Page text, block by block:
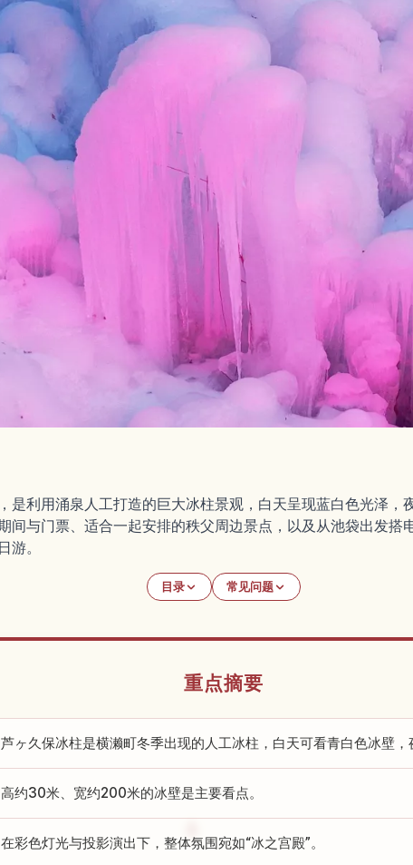
是利用涌泉人工打造的巨大冰柱景观，白天呈现蓝白色光泽，
间与门票、适合一起安排的秩父周边景点，以及从池袋出发搭
游。
目录 常见问题
重点摘要
芦ヶ久保冰柱是横濑町冬季出现的人工冰柱，白天可看青白色冰壁，
高约30米、宽约200米的冰壁是主要看点。
在彩色灯光与投影演出下，整体氛围宛如“冰之宫殿”。